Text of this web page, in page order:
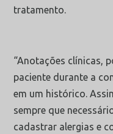
tratamento.
“Anotações clínicas,
paciente durante a
em um histórico.
sempre que
cadastrar alergias e